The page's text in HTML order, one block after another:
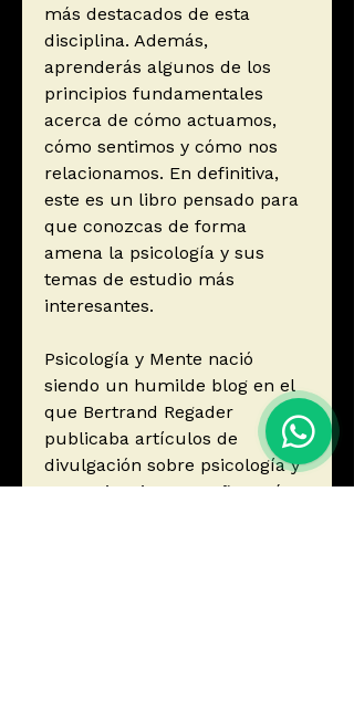
más destacados de esta
disciplina. Además,
aprenderás algunos de los
principios fundamentales
acerca de cómo actuamos,
cómo sentimos y cómo nos
relacionamos. En definitiva,
este es un libro pensado para
que conozcas de forma
amena la psicología y sus
temas de estudio más
interesantes.
Psicología y Mente nació
siendo un humilde blog en el
que Bertrand Regader
publicaba artículos de
divulgación sobre psicología y
neurociencias. Dos años más